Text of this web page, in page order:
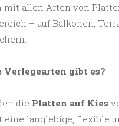
mit allen Arten von
– auf Balkonen,
Verlegearten gibt es?
die Platten auf Kies
eine langlebige, flexible